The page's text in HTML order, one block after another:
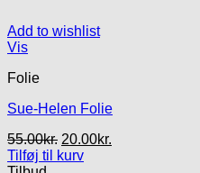
Add to wishlist
Vis
Folie
Sue-Helen Folie
55.00kr. Den
oprindelige
20.00kr.
Tilføj til kurv